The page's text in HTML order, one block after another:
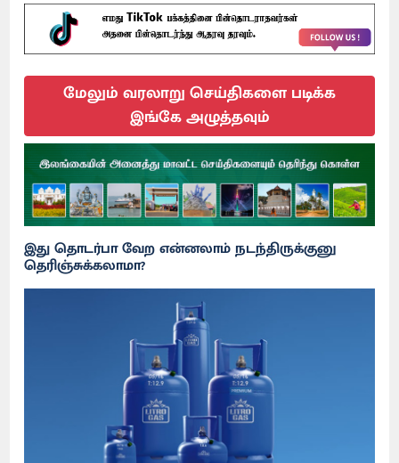
மேலும் வரலாறு செய்திகளை படிக்க
இங்கே அழுத்தவும்
இது தொடர்பா வேற என்னலாம் நடந்திருக்குனு
தெரிஞ்சுக்கலாமா?